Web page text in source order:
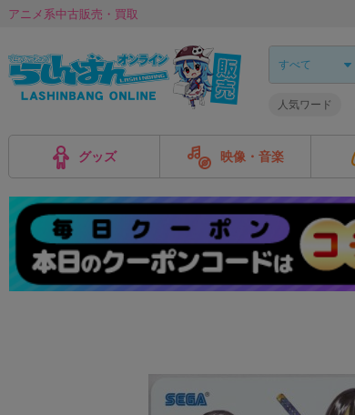
アニメ系中古販売・買取
人気ワード
グッズ 映像・音楽